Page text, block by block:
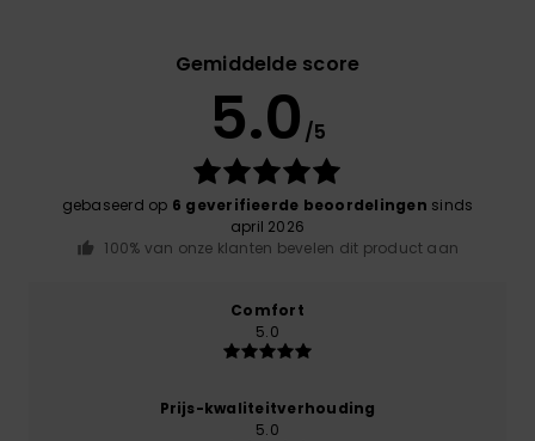
Gemiddelde score
5.0 /5
gebaseerd op 6 geverifieerde beoordelingen sinds
april 2026
100% van onze klanten bevelen dit product aan
Comfort
5.0
Prijs-kwaliteitverhouding
5.0